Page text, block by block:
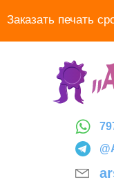
Заказать печать